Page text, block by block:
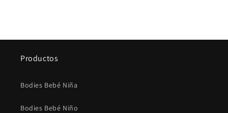
Productos
Bodies Bebé Niña
Bodies Bebé Niño